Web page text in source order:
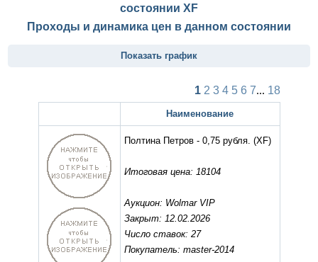
состоянии XF
Проходы и динамика цен в данном состоянии
Показать график
1 2 3 4 5 6 7... 18
Наименование
Полтина Петров - 0,75 рубля. (XF)
Итоговая цена: 18104
Аукцион: Wolmar VIP
Закрыт: 12.02.2026
Число ставок: 27
Покупатель: master-2014